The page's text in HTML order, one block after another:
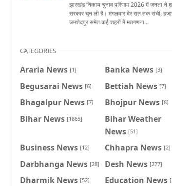
झारखंड निकाय चुनाव परिणाम 2026 में जनता ने
सरकार चुन ली है। मंगलवार देर रात तक रांची,
जमशेदपुर समेत कई शहरों में मतगणना...
CATEGORIES
Araria News [1] Banka News [3]
Begusarai News [6] Bettiah News [7]
Bhagalpur News [7] Bhojpur News [8]
Bihar News [1865]
Bihar Weather
News [51]
Business News [12] Chhapra News [2]
Darbhanga News [28] Desh News [277]
Dharmik News [52] Education News